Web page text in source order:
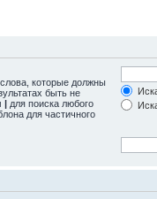
слова, которые должны
быть не
| для поиска любого
для частичного